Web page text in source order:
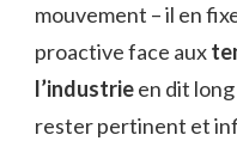
mouvement – il en
proactive face aux
l’industrieen dit
rester pertinent et